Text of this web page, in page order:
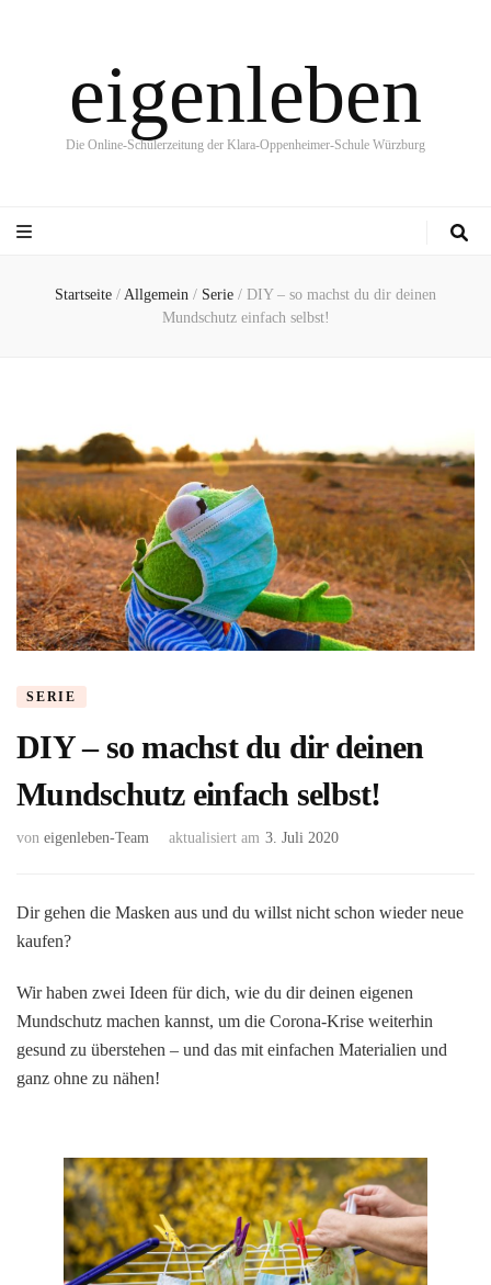
eigenleben
Die Online-Schülerzeitung der Klara-Oppenheimer-Schule Würzburg
Startseite / Allgemein / Serie / DIY – so machst du dir deinen
Mundschutz einfach selbst!
SERIE
DIY – so machst du dir deinen
Mundschutz einfach selbst!
von eigenleben-Team aktualisiert am 3. Juli 2020
Dir gehen die Masken aus und du willst nicht schon wieder neue
kaufen?
Wir haben zwei Ideen für dich, wie du dir deinen eigenen
Mundschutz machen kannst, um die Corona-Krise weiterhin
gesund zu überstehen – und das mit einfachen Materialien und
ganz ohne zu nähen!